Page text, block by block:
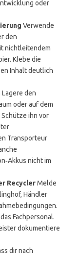
oder
Verwende
den
nichtleitendem
Klebe die
Inhalt deutlich
Lagere den
oder auf dem
ihn vor
Transporteur
nicht im
RecyclerMelde
Händler
Fachpersonal.
dokumentiere
dir nach